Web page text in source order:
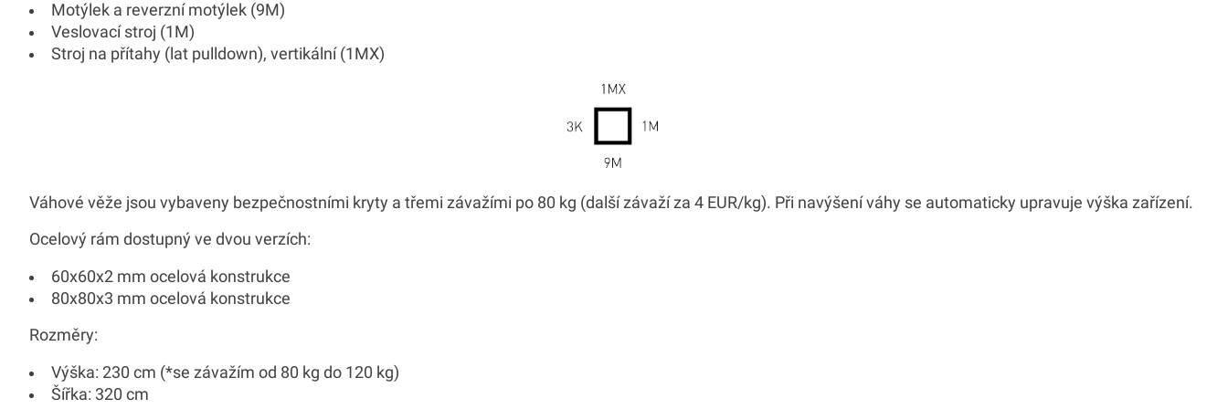
Motýlek a reverzní motýlek (9M)
Veslovací stroj (1M)
Stroj na přítahy (lat pulldown), vertikální (1MX)
Váhové věže jsou vybaveny bezpečnostními kryty a třemi závažími po 80 kg (další závaží za 4 EUR/kg). Při navýšení váhy se automaticky upravuje výška zařízení.
Ocelový rám dostupný ve dvou verzích:
60x60x2 mm ocelová konstrukce
80x80x3 mm ocelová konstrukce
Rozměry:
Výška: 230 cm (*se závažím od 80 kg do 120 kg)
Šířka: 320 cm